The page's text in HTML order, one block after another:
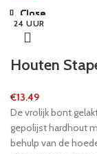
24 UUR
Close
Houten
€13.49
De vrolijk bont
gepolijst hardhout
behulp van de
24 UUR
Close
24 UUR
Close
24 UUR
Close
24 UUR
Close
24 UUR
Close
24 UUR
Close
24 UUR
Close